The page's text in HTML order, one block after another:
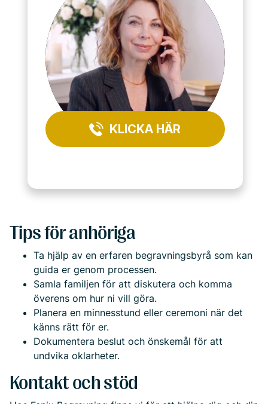
KLICKA HÄR
Tips för anhöriga
Ta hjälp av en erfaren begravningsbyrå som kan
guida er genom processen.
Samla familjen för att diskutera och komma
överens om hur ni vill göra.
Planera en minnesstund eller ceremoni när det
känns rätt för er.
Dokumentera beslut och önskemål för att
undvika oklarheter.
Kontakt och stöd